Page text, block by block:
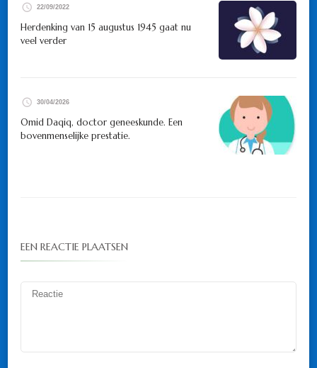
22/09/2022
Herdenking van 15 augustus 1945 gaat nu
veel verder
30/04/2026
Omid Daqiq, doctor geneeskunde. Een
bovenmenselijke prestatie.
EEN REACTIE PLAATSEN